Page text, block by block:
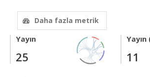
Daha fazla metrik
Yayın
25
Yayın
11